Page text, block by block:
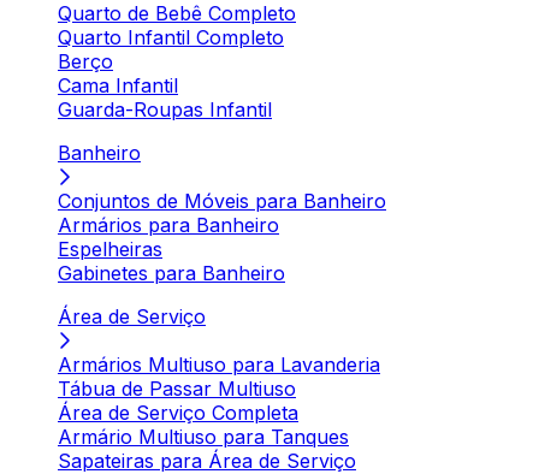
Quarto de Bebê Completo
Quarto Infantil Completo
Berço
Cama Infantil
Guarda-Roupas Infantil
Banheiro
Conjuntos de Móveis para Banheiro
Armários para Banheiro
Espelheiras
Gabinetes para Banheiro
Área de Serviço
Armários Multiuso para Lavanderia
Tábua de Passar Multiuso
Área de Serviço Completa
Armário Multiuso para Tanques
Sapateiras para Área de Serviço